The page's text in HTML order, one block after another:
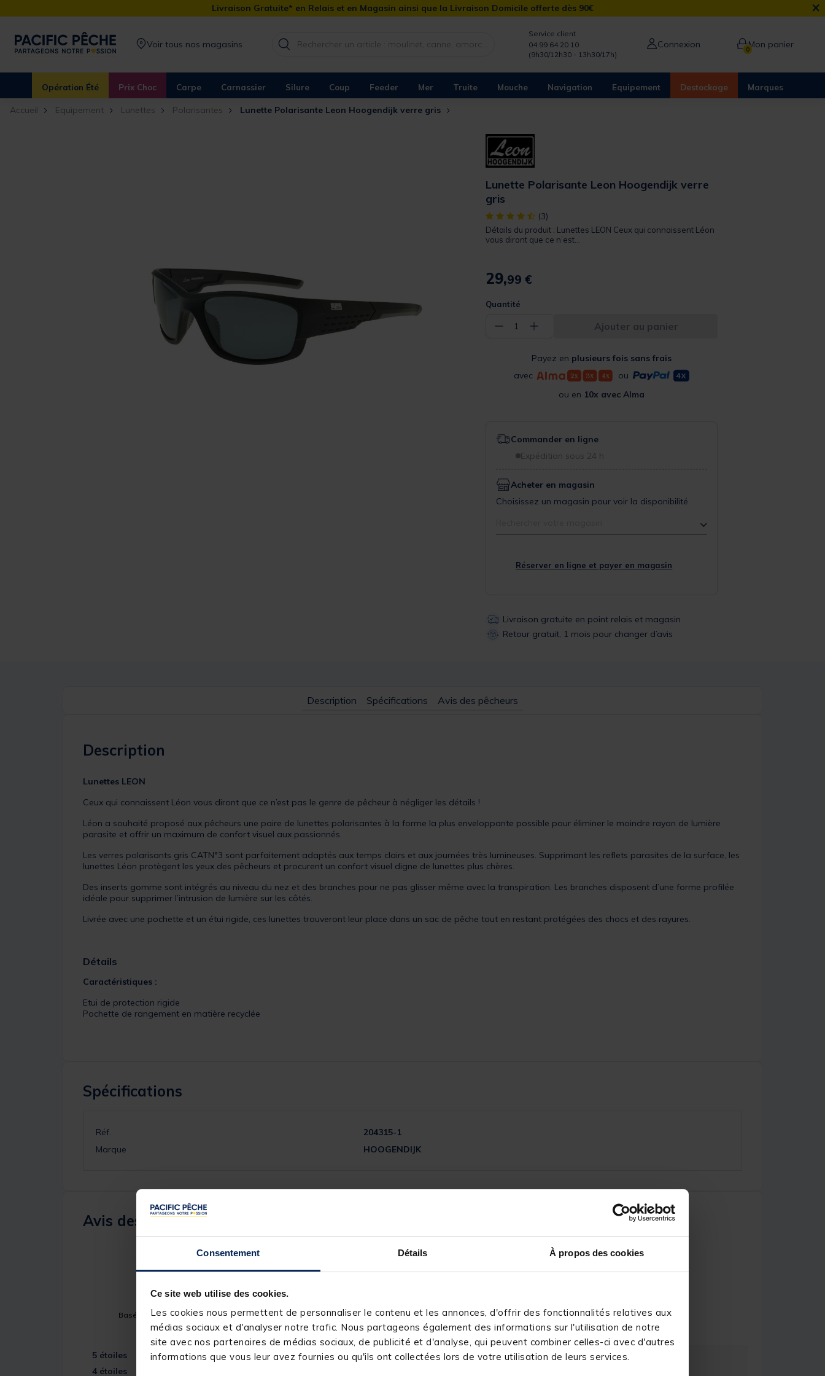
Consentement Détails À propos des cookies
Ce site web utilise des cookies.
Les cookies nous permettent de personnaliser le contenu et les annonces, d'offrir des fonctionnalités relatives aux
médias sociaux et d'analyser notre trafic. Nous partageons également des informations sur l'utilisation de notre
site avec nos partenaires de médias sociaux, de publicité et d'analyse, qui peuvent combiner celles-ci avec d'autres
informations que vous leur avez fournies ou qu'ils ont collectées lors de votre utilisation de leurs services.
Livraison Gratuite* en Relais et en Magasin ainsi que la Livraison Domicile offerte dès 90€ ×
Voir tous nos magasins
Service client
04 99 64 20 10
(9h30/12h30 - 13h30/17h)
Connexion 0Mon panier
Opération Été Prix Choc Carpe Carnassier Silure Coup Feeder Mer Truite Mouche Navigation Equipement Destockage Marques
Accueil Equipement Lunettes Polarisantes Lunette Polarisante Leon Hoogendijk verre gris
Lunette Polarisante Leon Hoogendijk verre
gris
[object Object] out of 5 Customer Rating
(3)
Détails du produit : Lunettes LEON Ceux qui connaissent Léon
vous diront que ce n’est...
29,99 €
Quantité
− 1 + Ajouter au panier
Payez en plusieurs fois sans frais
avec
ou
ou en 10x avec Alma
Commander en ligne
Expédition sous 24 h
Acheter en magasin
Choisissez un magasin pour voir la disponibilité
Réserver en ligne et payer en magasin
Livraison gratuite en point relais et magasin
Retour gratuit, 1 mois pour changer d’avis
Description Spécifications Avis des pêcheurs
Description
Lunettes LEON
Ceux qui connaissent Léon vous diront que ce n’est pas le genre de pêcheur à négliger les détails !
Léon a souhaité proposé aux pêcheurs une paire de lunettes polarisantes à la forme la plus enveloppante possible pour éliminer le moindre rayon de lumière
parasite et offrir un maximum de confort visuel aux passionnés.
Les verres polarisants gris CATN°3 sont parfaitement adaptés aux temps clairs et aux journées très lumineuses. Supprimant les reflets parasites de la surface, les
lunettes Léon protègent les yeux des pêcheurs et procurent un confort visuel digne de lunettes plus chères.
Des inserts gomme sont intégrés au niveau du nez et des branches pour ne pas glisser même avec la transpiration. Les branches disposent d’une forme profilée
idéale pour supprimer l’intrusion de lumière sur les côtés.
Livrée avec une pochette et un étui rigide, ces lunettes trouveront leur place dans un sac de pêche tout en restant protégées des chocs et des rayures.
Détails
Caractéristiques :
Etui de protection rigide
Pochette de rangement en matière recyclée
Spécifications
Réf.
204315-1
Marque
HOOGENDIJK
Avis des pêcheurs
4.7
/5
Basé sur3 avis soumis à un contrôle
Voir tous les avis sur ce site
5 étoiles
2
4 étoiles
5
Utile(0) Signaler
Réponse de pacificpeche.com